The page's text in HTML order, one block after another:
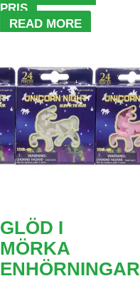
PRIS
READ MORE
GLÖD I
MÖRKA
ENHÖRNINGAR